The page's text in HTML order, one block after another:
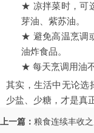
★ 凉拌菜时，可
芽油、紫苏油。
★ 避免高温烹调
油炸食品。
★ 每天烹调用油
其实，生活中无论选
少盐、少糖，才是真
上一篇： 粮食连续丰收